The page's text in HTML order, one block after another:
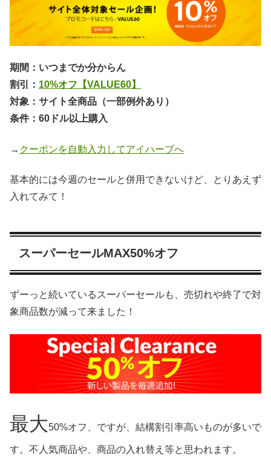
期間：いつまでか分からん
割引： 10%オフ【VALUE60】
対象：サイト全商品（一部例外あり）
条件：60ドル以上購入
→ クーポンを自動入力してアイハーブへ
基本的には今週のセールと併用できないけど、とりあえず
入れてみて！
スーパーセールMAX50%オフ
ずーっと続いているスーパーセールも、売切れや終了で対
象商品数が減って来ました！
最大50%オフ、ですが、結構割引率高いものが多いで
す。不人気商品や、商品の入れ替え等と思われます。